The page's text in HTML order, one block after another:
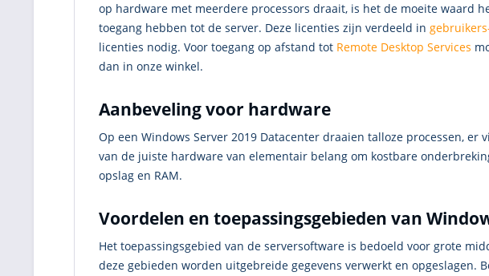
op hardware met meerdere processors draait, is het de moeite waard
toegang hebben tot de server. Deze licenties zijn verdeeld in
licenties nodig. Voor toegang op afstand tot Remote Desktop Services
dan in onze winkel.
Aanbeveling voor hardware
Op een Windows Server 2019 Datacenter draaien talloze processen,
van de juiste hardware van elementair belang om kostbare
opslag en RAM.
Voordelen en toepassingsgebieden van
Het toepassingsgebied van de serversoftware is bedoeld voor grote
deze gebieden worden uitgebreide gegevens verwerkt en